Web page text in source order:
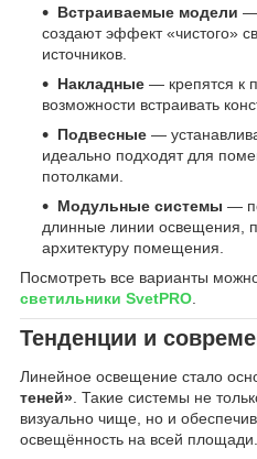
Встраиваемые модели —
создают эффект «чистого»
источников.
Накладные — крепятся к
возможности встраивать
Подвесные —
идеально подходят для
потолками.
Модульные системы —
длинные линии освещения,
архитектуру помещения.
Посмотреть все варианты
светильники SvetPRO
Тенденции и
Линейное освещение стало
теней». Такие системы не
визуально чище, но и
освещённость на всей площади.